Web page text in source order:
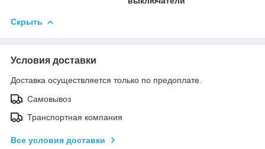
Скрыть
Условия доставки
Доставка осуществляется только по предоплате.
Самовывоз
Транспортная компания
Все условия доставки